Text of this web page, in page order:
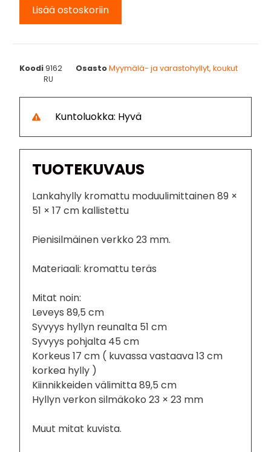
Lisää ostoskoriin
Koodi9162 OsastoMyymälä- ja varastohyllyt, koukut
RU
Kuntoluokka: Hyvä
TUOTEKUVAUS
Lankahylly kromattu moduulimittainen 89 ×
51 × 17 cm kallistettu
Pienisilmäinen verkko 23 mm.
Materiaali: kromattu teräs
Mitat noin:
Leveys 89,5 cm
Syvyys hyllyn reunalta 51 cm
Syvyys pohjalta 45 cm
Korkeus 17 cm ( kuvassa vastaava 13 cm
korkea hylly )
Kiinnikkeiden välimitta 89,5 cm
Hyllyn verkon silmäkoko 23 × 23 mm
Muut mitat kuvista.